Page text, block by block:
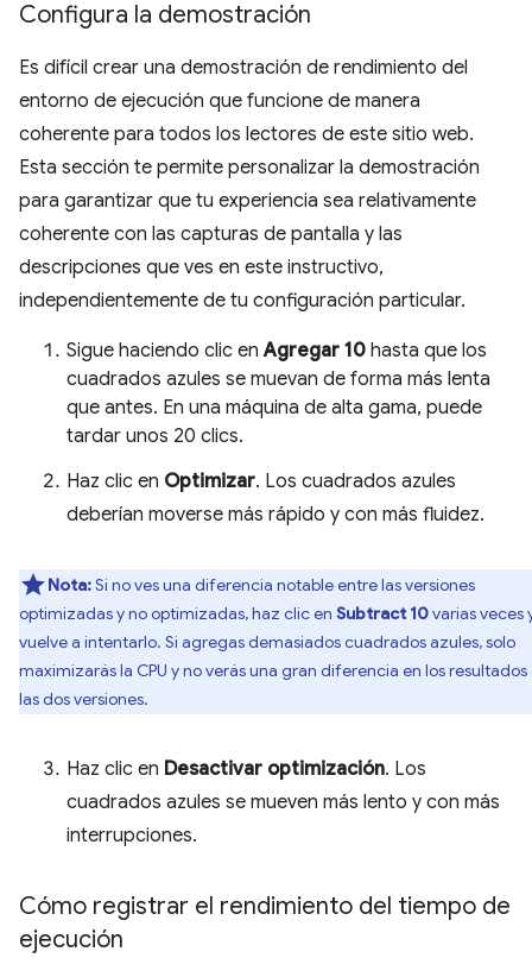
Configura la demostración
Es difícil crear una demostración de rendimiento del
entorno de ejecución que funcione de manera
coherente para todos los lectores de este sitio web.
Esta sección te permite personalizar la demostración
para garantizar que tu experiencia sea relativamente
coherente con las capturas de pantalla y las
descripciones que ves en este instructivo,
independientemente de tu configuración particular.
Sigue haciendo clic enAgregar 10 hasta que los
cuadrados azules se muevan de forma más lenta
que antes. En una máquina de alta gama, puede
tardar unos 20 clics.
Haz clic en Optimizar. Los cuadrados azules
deberían moverse más rápido y con más fluidez.
Nota:Si no ves una diferencia notable entre las versiones
optimizadas y no optimizadas, haz clic en Subtract 10varias veces
vuelve a intentarlo. Si agregas demasiados cuadrados azules, solo
maximizarás la CPU y no verás una gran diferencia en los resultados
las dos versiones.
Haz clic en Desactivar optimización. Los
cuadrados azules se mueven más lento y con más
interrupciones.
Cómo registrar el rendimiento del tiempo de
ejecución